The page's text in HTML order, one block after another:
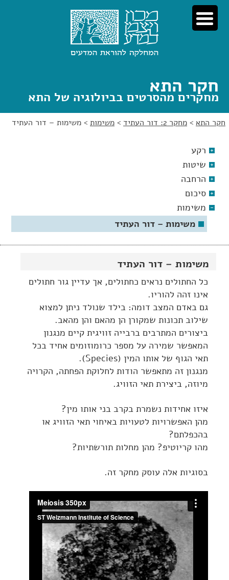
דלג
לתוכן
דלג
לניווט
חקר התא
מחקרים מהסרטים בביולוגיה של התא
חקר התא > מחקר 2: דור העתיד > משימות > משימות – דור העתיד
משימות – דור העתיד
כל החתולים נראים כחתולים, אך עדיין גור חתולים
אינו זהה להוריו.
גם באדם המצב דומה: בילד שנולד ניתן למצוא
שילוב תכונות שמקורן הן מהאם והן מהאב.
ביצורים המתרבים ברבייה זוויגית קיים מנגנון
המאפשר שמירה על מספר כרומוזומים אחיד בכל
תאי הגוף של אותו המין (Species).
מנגנון זה מתאפשר הודות לחלוקת הפחתה, הקרויה
מיוזה, ביצירת תאי הזוויג.
איזו אחידות נשמרת בקרב בני אותו מין?
מהן האפשרויות לטעויות באיחוי תאי הזוויג או
בהכפלתם?
מהו קריוטיפ? מהן מחלות תורשתיות?
בסוגיות אלה עוסק מחקר זה.
רקע
שיטות
הרחבה
סיכום
משימות
משימות – דור העתיד